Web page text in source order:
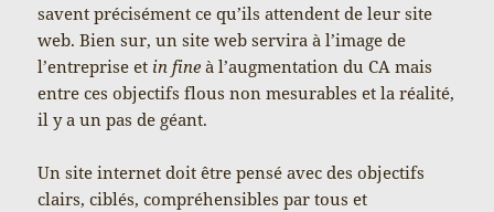
savent précisément ce qu’ils attendent de leur site
web. Bien sur, un site web servira à l’image de
l’entreprise et in fine à l’augmentation du CA mais
entre ces objectifs flous non mesurables et la réalité,
il y a un pas de géant.
Un site internet doit être pensé avec des objectifs
clairs, ciblés, compréhensibles par tous et